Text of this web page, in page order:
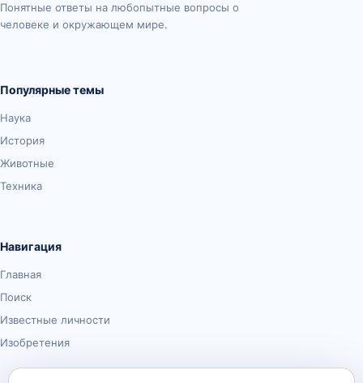
Понятные ответы на любопытные вопросы о
человеке и окружающем мире.
Популярные темы
Наука
История
Животные
Техника
Навигация
Главная
Поиск
Известные личности
Изобретения